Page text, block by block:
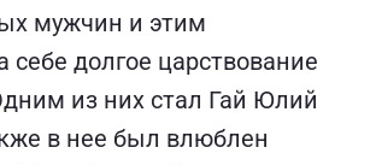
мужчин и этим
себе долгое царствование
из них стал Гай Юлий
в нее был влюблен